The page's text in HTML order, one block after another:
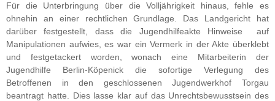
Für die Unterbringung über die Volljährigkeit hinaus, fehle es
ohnehin an einer rechtlichen Grundlage. Das Landgericht hat
darüber festgestellt, dass die Jugendhilfeakte Hinweise auf
Manipulationen aufwies, es war ein Vermerk in der Akte überklebt
und festgetackert worden, wonach eine Mitarbeiterin der
Jugendhilfe Berlin-Köpenick die sofortige Verlegung des
Betroffenen in den geschlossenen Jugendwerkhof Torgau
beantragt hatte. Dies lasse klar auf das Unrechtsbewusstsein des